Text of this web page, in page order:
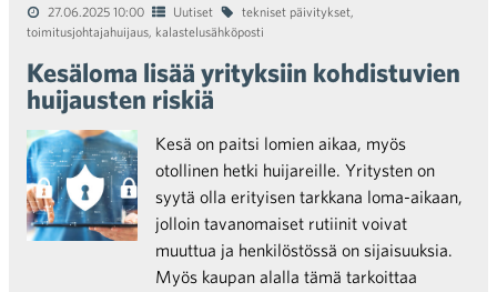
27.06.2025 10:00 Uutiset tekniset päivitykset,
toimitusjohtajahuijaus, kalastelusähköposti
Kesäloma lisää yrityksiin kohdistuvien
huijausten riskiä
Kesä on paitsi lomien aikaa, myös
otollinen hetki huijareille. Yritysten on
syytä olla erityisen tarkkana loma-aikaan,
jolloin tavanomaiset rutiinit voivat
muuttua ja henkilöstössä on sijaisuuksia.
Myös kaupan alalla tämä tarkoittaa